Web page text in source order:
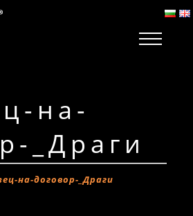
на-
_Драги
на-договор-_Драги